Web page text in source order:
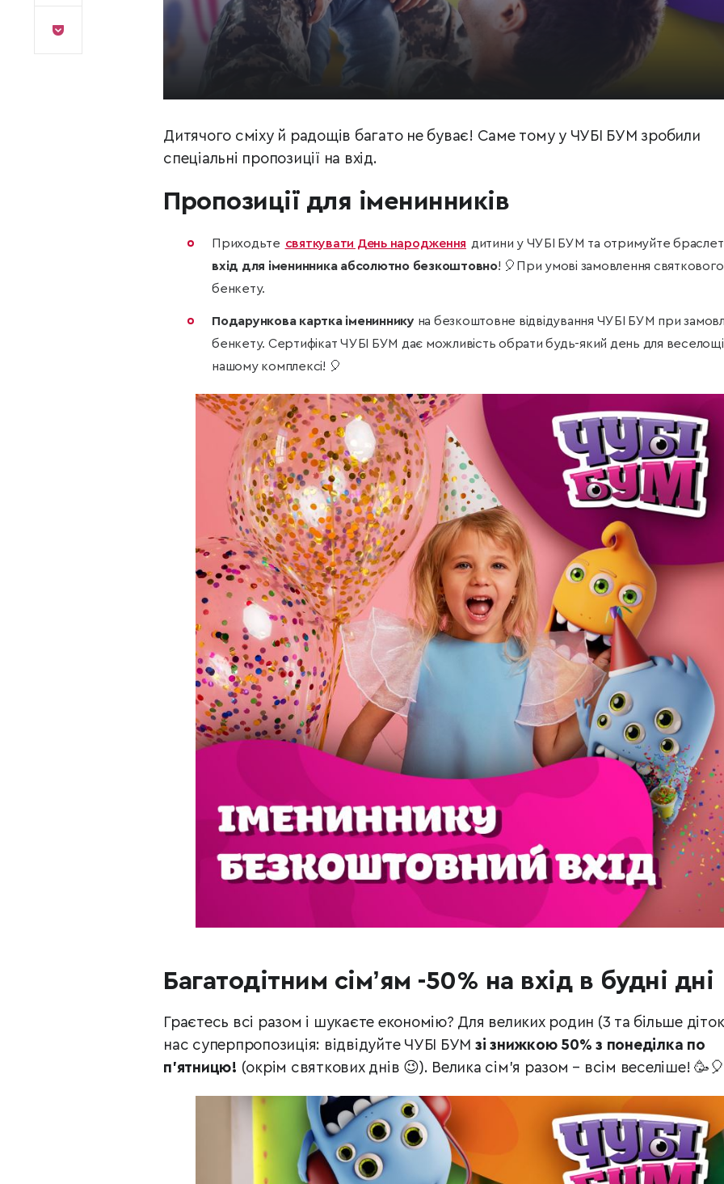
Дитячого сміху й радощів багато не буває! Саме тому у ЧУБІ БУМ зробили
спеціальні пропозиції на вхід.
Пропозиції для іменинників
Приходьте святкувати День народження дитини у ЧУБІ БУМ та отримуйте
вхід для іменинника абсолютно безкоштовно! 🎈При умові замовлення святкового
бенкету.
Подарункова картка іменинникуна безкоштовне відвідування ЧУБІ БУМ при
бенкету. Сертифікат ЧУБІ БУМ дає можливість обрати будь-який день для
нашому комплексі! 🎈
Багатодітним сімʼям -50% на вхід в будні дні
Граєтесь всі разом і шукаєте економію? Для великих родин (3 та більше
нас суперпропозиція: відвідуйте ЧУБІ БУМ зі знижкою 50% з понеділка по
п’ятницю! (окрім святкових днів 😉). Велика сім’я разом – всім веселіше! 🥳🎈